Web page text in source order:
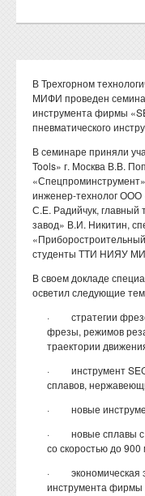
В Трехгорном
МИФИ проведен
инструмента фирмы
пневматического
В семинаре приняли
Tools» г. Москва В.В.
инженер-технолог ООО
С.Е. Радийчук,
завод» В.И. Никитин,
студенты ТТИ НИЯУ
В своем докладе
осветил следующие
· стратегии
фрезы, режимов
траектории
· инструмент
сплавов,
· новые
· новые сплавы с
со скоростью до
· экономическая
инструмента фирмы